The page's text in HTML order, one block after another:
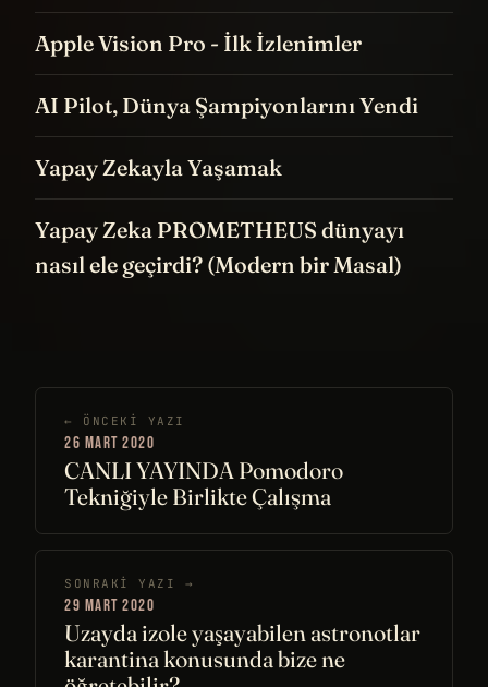
Apple Vision Pro - İlk İzlenimler
AI Pilot, Dünya Şampiyonlarını Yendi
Yapay Zekayla Yaşamak
Yapay Zeka PROMETHEUS dünyayı
nasıl ele geçirdi? (Modern bir Masal)
← ÖNCEKI YAZI
26 MART 2020
CANLI YAYINDA Pomodoro
Tekniğiyle Birlikte Çalışma
SONRAKI YAZI →
29 MART 2020
Uzayda izole yaşayabilen astronotlar
karantina konusunda bize ne